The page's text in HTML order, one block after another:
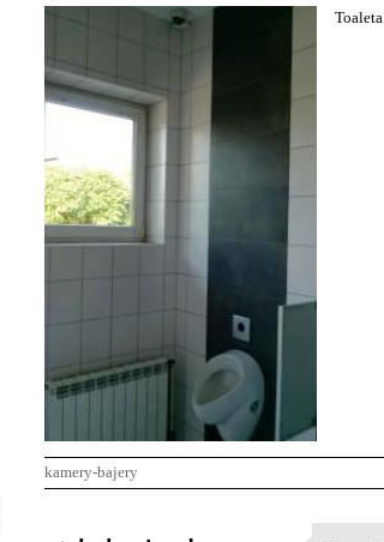
kamery-bajery